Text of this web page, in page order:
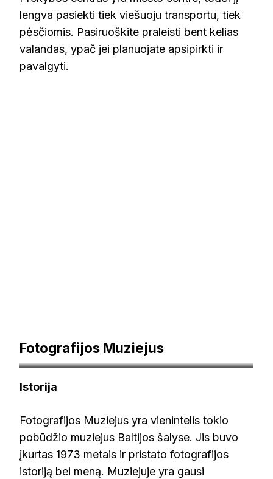
lengva pasiekti tiek viešuoju transportu, tiek
pėsčiomis. Pasiruoškite praleisti bent kelias
valandas, ypač jei planuojate apsipirkti ir
pavalgyti.
Fotografijos Muziejus
Istorija
Fotografijos Muziejus yra vienintelis tokio
pobūdžio muziejus Baltijos šalyse. Jis buvo
įkurtas 1973 metais ir pristato fotografijos
istoriją bei meną. Muziejuje yra gausi